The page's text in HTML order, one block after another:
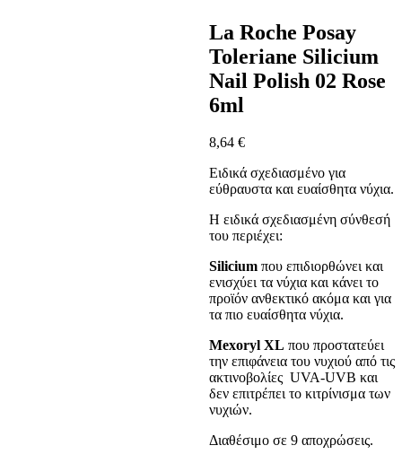
La Roche Posay
Toleriane Silicium
Nail Polish 02 Rose
6ml
8,64 €
Ειδικά σχεδιασμένο για
εύθραυστα και ευαίσθητα νύχια.
Η ειδικά σχεδιασμένη σύνθεσή
του περιέχει:
Siliciumπου επιδιορθώνει και
ενισχύει τα νύχια και κάνει το
προϊόν ανθεκτικό ακόμα και για
τα πιο ευαίσθητα νύχια.
Mexoryl XL που προστατεύει
την επιφάνεια του νυχιού από τις
ακτινοβολίες UVA-UVB και
δεν επιτρέπει το κιτρίνισμα των
νυχιών.
Διαθέσιμο σε 9 αποχρώσεις.